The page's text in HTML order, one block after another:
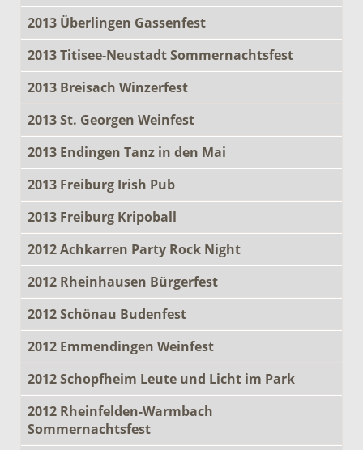
2013 Überlingen Gassenfest
2013 Titisee-Neustadt Sommernachtsfest
2013 Breisach Winzerfest
2013 St. Georgen Weinfest
2013 Endingen Tanz in den Mai
2013 Freiburg Irish Pub
2013 Freiburg Kripoball
2012 Achkarren Party Rock Night
2012 Rheinhausen Bürgerfest
2012 Schönau Budenfest
2012 Emmendingen Weinfest
2012 Schopfheim Leute und Licht im Park
2012 Rheinfelden-Warmbach
Sommernachtsfest